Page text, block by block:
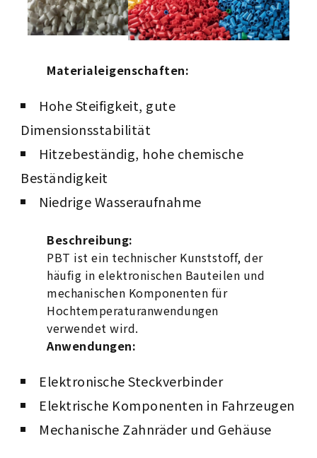
Materialeigenschaften:
Hohe Steifigkeit, gute
Dimensionsstabilität
Hitzebeständig, hohe chemische
Beständigkeit
Niedrige Wasseraufnahme
Beschreibung:
PBT ist ein technischer Kunststoff, der
häufig in elektronischen Bauteilen und
mechanischen Komponenten für
Hochtemperaturanwendungen
verwendet wird.
Anwendungen:
Elektronische Steckverbinder
Elektrische Komponenten in Fahrzeugen
Mechanische Zahnräder und Gehäuse